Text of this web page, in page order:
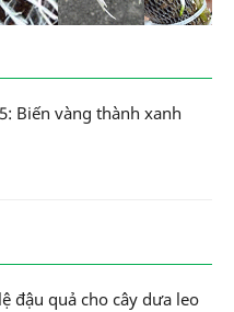
Biến vàng thành xanh
đậu quả cho cây dưa leo